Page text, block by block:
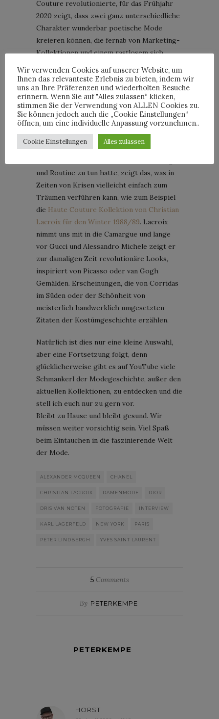
Couture revolutionierte, für das Frühjahr
2020 zeigt, dass zwei ganz unterschiedliche
Charakter wunderbar poetische Mode
kreieren können, die fernab von Marketing-
Kollektionen und einem rastlosem sich
heute möglich sind.„Dries Van Noten
Women SS 20 video directed by Loic
Prigent“ist absolut sehenswert.
„Christian Lacroix Haute Couture
Automne-Hiver 1988“
Das Mode mal etwas mit dem Abtauchen in
und Routine zu tun hatte, zeigt das, was in
Zeiten von Krisen vielleicht einfach zum
Träumen verführen kann, wie zum Beispiel
die Haute Couture Kollektion von Christian
Lacroix für den Winter 1988/89. Lacroix
nimmt uns mit in die Camargue und lange
vor Gucci und Alessandro Michele zeigt er
zur damaligen Zeit revolutionäre Looks,
inspiriert von Picasso oder van Gogh
Gemälden. Erscheinungen, die von Corridas
im Süden oder der Schönheit von
meisterlich handwerklich umgesetzten
Zitaten der Kostümgeschichte erzählen.
Natürlich ist dies nur eine kleine Auswahl,
aber eine Fortsetzung folgt, denn
glücklicherweise gibt es auf YouTube viele
Schmankerl der Modegeschichte, außer den
aktuellen Kollektionen, zu entdecken und die
stell ich euch nur zu gern vor.
Bleibt zu Hause und bleibt gesund. Wir
müssen weiter vorsichtig sein. Viel Spaß
beim Eintauchen in die faszinierende Welt
der Mode.
ALEXANDER MCQUEEN CHANEL
CHRISTIAN LACROIX DAMENMODE DIOR
DRIS VAN NOTEN FOTOGRAFIE INTERVIEW
KARL LAGERFELD NEW YORK PARIS
PETER LINDBERGH YVES SAINT LAURENT
5Comments
By PETERKEMPE
PETERKEMPE
HORST
Wir verwenden Cookies auf unserer Website, um
Ihnen das relevanteste Erlebnis zu bieten, indem wir
uns an Ihre Präferenzen und wiederholten Besuche
erinnern. Wenn Sie auf "Alles zulassen“ klicken,
stimmen Sie der Verwendung von ALLEN Cookies zu.
Sie können jedoch auch die „Cookie Einstellungen“
öffnen, um eine individuelle Anpassung vorzunehmen..
Cookie Einstellungen Alles zulassen